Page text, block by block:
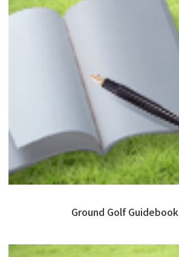
Ground Golf Guidebook